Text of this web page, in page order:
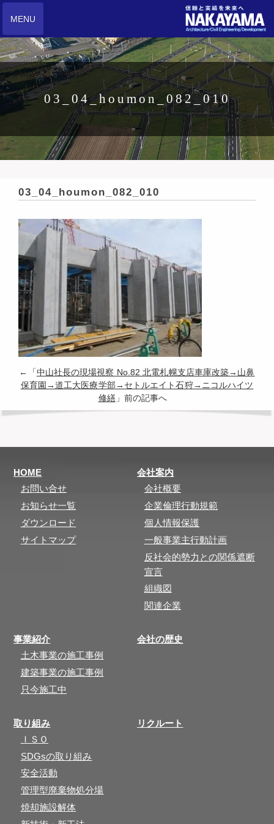
MENU
03_04_houmon_082_010
03_04_houmon_082_010
←「 中山社長の現場視察 No.82 北電札幌支店車庫改築→山鼻
保育園→道工大医療学部→セトルエイト石狩→ニコルハイツ
修繕」前の記事へ
HOME
お問い合せ
お知らせ一覧
ダウンロード
サイトマップ
会社案内
会社概要
企業倫理行動規範
個人情報保護
一般事業主行動計画
反社会的勢力との関係遮断
宣言
組織図
関連企業
事業紹介
土木事業の施工事例
建築事業の施工事例
只今施工中
会社の歴史
取り組み
ＩＳＯ
SDGsの取り組み
安全活動
管理型廃棄物処分場
焼却施設解体
リクルート